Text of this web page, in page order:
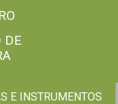
DE
E INSTRUMENTOS